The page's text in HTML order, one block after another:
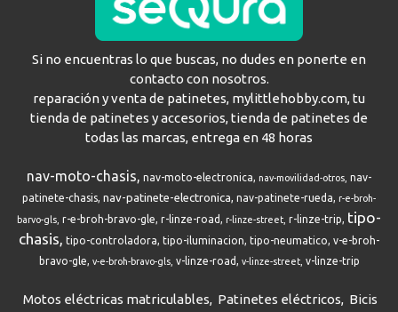
Si no encuentras lo que buscas, no dudes en ponerte en
contacto con nosotros.
reparación y venta de patinetes, mylittlehobby.com, tu
tienda de patinetes y accesorios, tienda de patinetes de
todas las marcas, entrega en 48 horas
nav-moto-chasis nav-moto-electronica nav-movilidad-otros nav-
patinete-chasis nav-patinete-electronica nav-patinete-rueda
r-e-broh-
barvo-gls r-e-broh-bravo-gle r-linze-road r-linze-street r-linze-trip
tipo-
chasis
tipo-controladora tipo-iluminacion tipo-neumatico v-e-broh-
bravo-gle v-e-broh-bravo-gls v-linze-road v-linze-street v-linze-trip
Motos eléctricas matriculables Patinetes eléctricos
Bicis